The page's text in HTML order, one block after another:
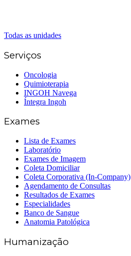
Todas as unidades
Serviços
Oncologia
Quimioterapia
INGOH Navega
Íntegra Ingoh
Exames
Lista de Exames
Laboratório
Exames de Imagem
Coleta Domiciliar
Coleta Corporativa (In-Company)
Agendamento de Consultas
Resultados de Exames
Especialidades
Banco de Sangue
Anatomia Patológica
Humanização